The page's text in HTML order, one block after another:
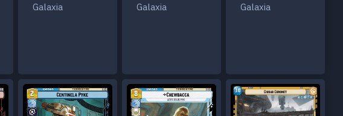
Galaxia
Galaxia
Galaxia